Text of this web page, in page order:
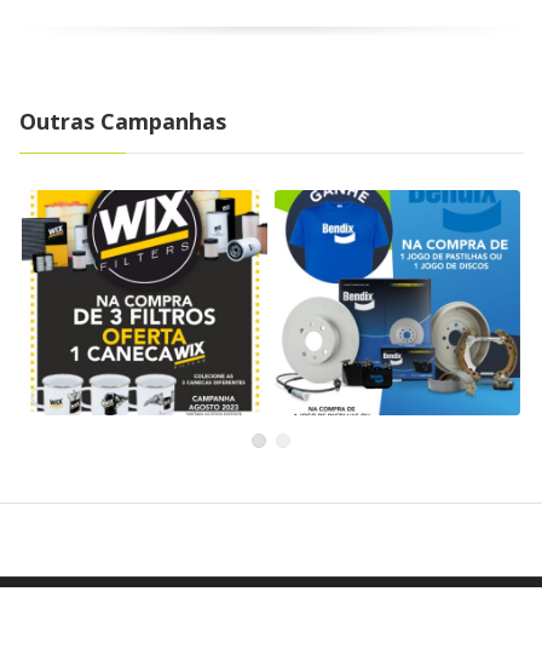
Outras Campanhas